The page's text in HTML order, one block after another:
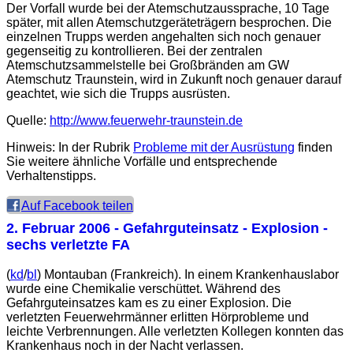
Der Vorfall wurde bei der Atemschutzaussprache, 10 Tage
später, mit allen Atemschutzgeräteträgern besprochen. Die
einzelnen Trupps werden angehalten sich noch genauer
gegenseitig zu kontrollieren. Bei der zentralen
Atemschutzsammelstelle bei Großbränden am GW
Atemschutz Traunstein, wird in Zukunft noch genauer darauf
geachtet, wie sich die Trupps ausrüsten.
Quelle: http://www.feuerwehr-traunstein.de
Hinweis: In der Rubrik Probleme mit der Ausrüstung finden
Sie weitere ähnliche Vorfälle und entsprechende
Verhaltenstipps.
Auf Facebook teilen
2. Februar 2006 - Gefahrguteinsatz - Explosion -
sechs verletzte FA
(kd/bl ) Montauban (Frankreich). In einem Krankenhauslabor
wurde eine Chemikalie verschüttet. Während des
Gefahrguteinsatzes kam es zu einer Explosion. Die
verletzten Feuerwehrmänner erlitten Hörprobleme und
leichte Verbrennungen. Alle verletzten Kollegen konnten das
Krankenhaus noch in der Nacht verlassen.